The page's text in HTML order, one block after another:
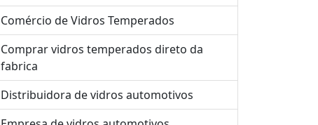
Comércio de Vidros Temperados
Comprar vidros temperados direto da
fabrica
Distribuidora de vidros automotivos